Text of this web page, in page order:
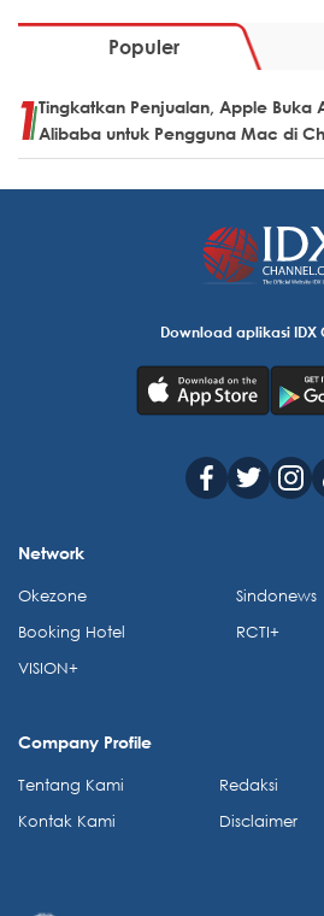
Populer
Tingkatkan Penjualan, Apple Buka
Alibaba untuk Pengguna Mac di
Download aplikasi IDX
Network
Okezone
Booking Hotel
VISION+
Sindonews
RCTI+
Company Profile
Tentang Kami
Kontak Kami
Redaksi
Disclaimer